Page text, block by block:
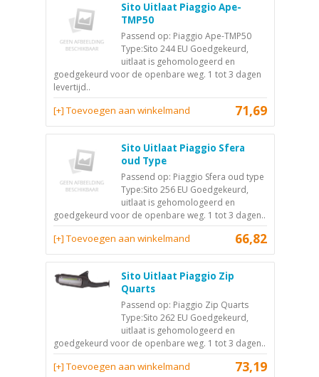
Sito Uitlaat Piaggio Ape-
TMP50
Passend op: Piaggio Ape-TMP50
Type:Sito 244 EU Goedgekeurd,
uitlaat is gehomologeerd en
goedgekeurd voor de openbare weg. 1 tot 3 dagen
levertijd..
71,69
[+] Toevoegen aan winkelmand
Sito Uitlaat Piaggio Sfera
oud Type
Passend op: Piaggio Sfera oud type
Type:Sito 256 EU Goedgekeurd,
uitlaat is gehomologeerd en
goedgekeurd voor de openbare weg. 1 tot 3 dagen..
66,82
[+] Toevoegen aan winkelmand
Sito Uitlaat Piaggio Zip
Quarts
Passend op: Piaggio Zip Quarts
Type:Sito 262 EU Goedgekeurd,
uitlaat is gehomologeerd en
goedgekeurd voor de openbare weg. 1 tot 3 dagen..
73,19
[+] Toevoegen aan winkelmand